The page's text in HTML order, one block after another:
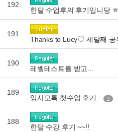
192
한달 수업후의 후기입니당 ㅎ
191
Thanks to Lucy♡ 세달째 공
190
레벨테스트를 받고...
189
잉사모톡 첫수업 후기 2
188
한달 수강 후기 ~~!!